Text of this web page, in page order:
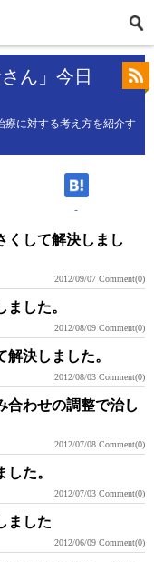
ん」今日
療に対する考え方を紹介す
-
くして解決しまし
2012/09/07 Comment(0)
した。
2012/08/09 Comment(0)
決しました。
2012/08/03 Comment(0)
わせの調整で治し
2012/07/08 Comment(0)
た。
2012/07/03 Comment(0)
ました
2012/06/09 Comment(0)